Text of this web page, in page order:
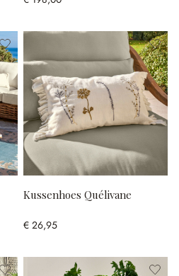
Kussenhoes Quélivane
€ 26,95